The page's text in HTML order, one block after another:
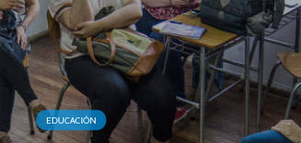
EDUCACIÓN